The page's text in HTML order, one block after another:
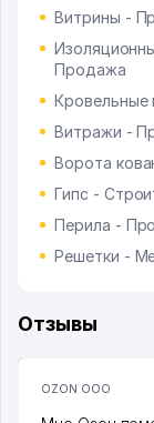
Витрины -
Продажа
Кровельные
Витражи -
Ворота
Гипс -
Перила -
Решетки -
Отзывы
OZON ООО